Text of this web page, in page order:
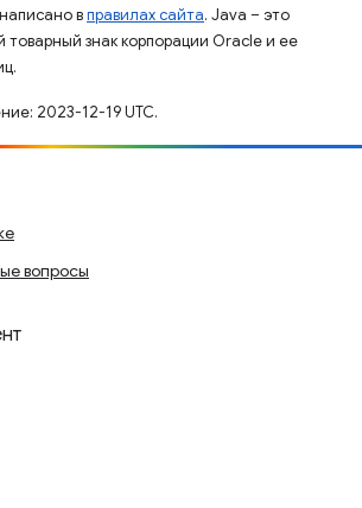
вправилах сайта. Java – это
товарный знак корпорации Oracle и ее
2023-12-19 UTC.
вопросы